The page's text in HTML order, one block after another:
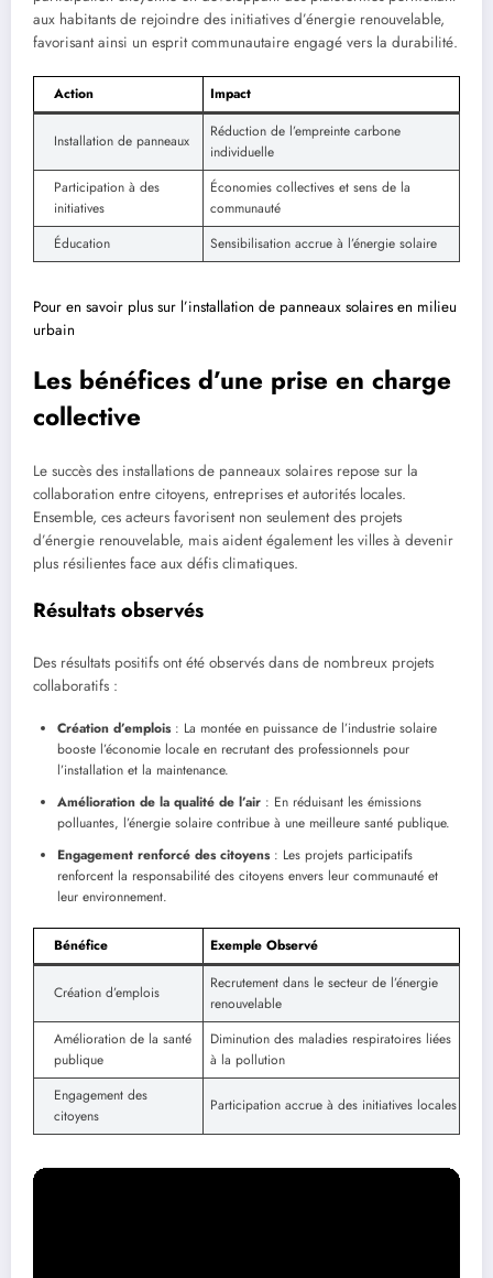
aux habitants de rejoindre des initiatives d’énergie renouvelable,
favorisant ainsi un esprit communautaire engagé vers la durabilité.
Action Impact
Installation de panneaux
Réduction de l’empreinte carbone
individuelle
Participation à des
initiatives
Économies collectives et sens de la
communauté
Éducation
Sensibilisation accrue à l’énergie solaire
Pour en savoir plus sur l’installation de panneaux solaires en milieu
urbain
Les bénéfices d’une prise en charge
collective
Le succès des installations de panneaux solaires repose sur la
collaboration entre citoyens, entreprises et autorités locales.
Ensemble, ces acteurs favorisent non seulement des projets
d’énergie renouvelable, mais aident également les villes à devenir
plus résilientes face aux défis climatiques.
Résultats observés
Des résultats positifs ont été observés dans de nombreux projets
collaboratifs :
Création d’emplois: La montée en puissance de l’industrie solaire
booste l’économie locale en recrutant des professionnels pour
l’installation et la maintenance.
Amélioration de la qualité de l’air : En réduisant les émissions
polluantes, l’énergie solaire contribue à une meilleure santé publique.
Engagement renforcé des citoyens: Les projets participatifs
renforcent la responsabilité des citoyens envers leur communauté et
leur environnement.
Bénéfice Exemple Observé
Création d’emplois
Recrutement dans le secteur de l’énergie
renouvelable
Amélioration de la santé
publique
Diminution des maladies respiratoires liées
à la pollution
Engagement des
citoyens
Participation accrue à des initiatives locales